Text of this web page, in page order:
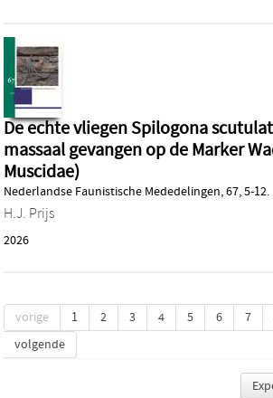
De echte vliegen Spilogona
massaal gevangen op de Marker
Muscidae)
Nederlandse Faunistische Mededelingen, 67, 5-12.
H.J. Prijs
2026
vorige 1 2 3 4 5 6 7
volgende